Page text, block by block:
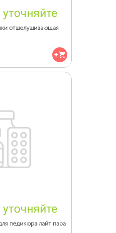
отшелушивающая
педикюра лайт пара